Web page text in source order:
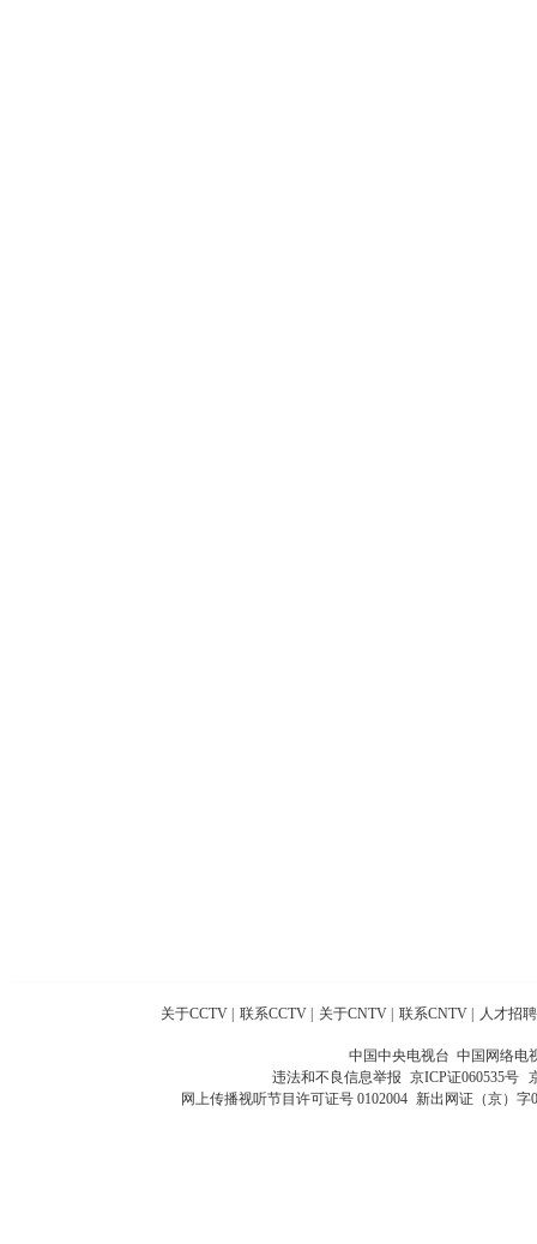
关于CCTV 联系CCTV 关于CNTV 联系CNTV 人才招聘
中国中央电视台 中国网络电
违法和不良信息举报 京ICP证060535号
网上传播视听节目许可证号 0102004 新出网证（京）